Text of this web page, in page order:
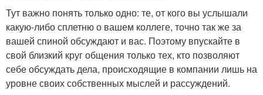
Тут важно понять только одно: те, от кого вы услышали
какую-либо сплетню о вашем коллеге, точно так же за
вашей спиной обсуждают и вас. Поэтому впускайте в
свой близкий круг общения только тех, кто позволяют
себе обсуждать дела, происходящие в компании лишь на
уровне своих собственных мыслей и рассуждений.